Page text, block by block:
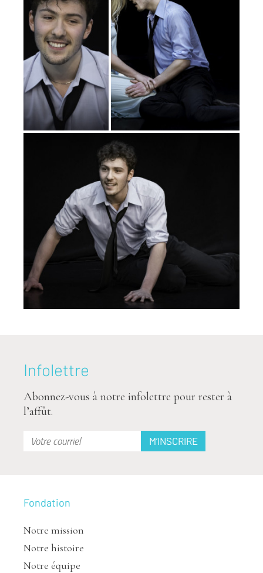
Infolettre
Abonnez-vous à notre infolettre pour rester à
l’affût.
Fondation
Notre mission
Notre histoire
Notre équipe